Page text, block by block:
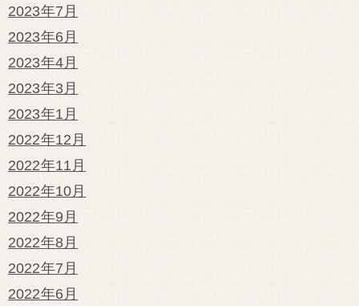
2023年7月
2023年6月
2023年4月
2023年3月
2023年1月
2022年12月
2022年11月
2022年10月
2022年9月
2022年8月
2022年7月
2022年6月